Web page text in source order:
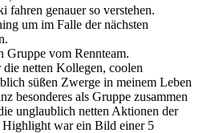
fahren genauer so verstehen.
um im Falle der nächsten
Gruppe vom Rennteam.
netten Kollegen, coolen
süßen Zwerge in meinem Leben
besonderes als Gruppe zusammen
unglaublich netten Aktionen der
war ein Bild einer 5